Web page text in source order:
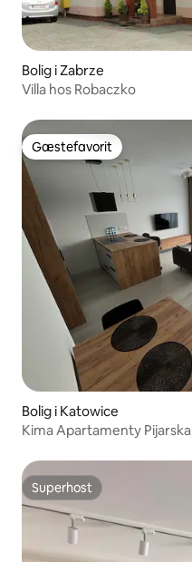
Bolig i Zabrze
Villa hos Robaczko
Gæstefavorit
Gæstefavorit
Bolig i Katowice
Kima Apartamenty Pijarska
Superhost
Superhost